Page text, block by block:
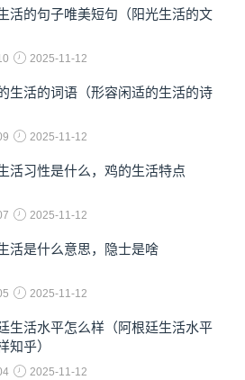
活的句子唯美短句（阳光生活的文
2025-11-12
生活的词语（形容闲适的生活的诗
2025-11-12
活习性是什么，鸡的生活特点
2025-11-12
活是什么意思，隐士是啥
2025-11-12
生活水平怎么样（阿根廷生活水平
知乎）
2025-11-12